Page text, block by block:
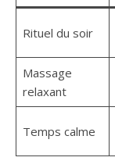
Rituel du soir
Massage
relaxant
Temps calme